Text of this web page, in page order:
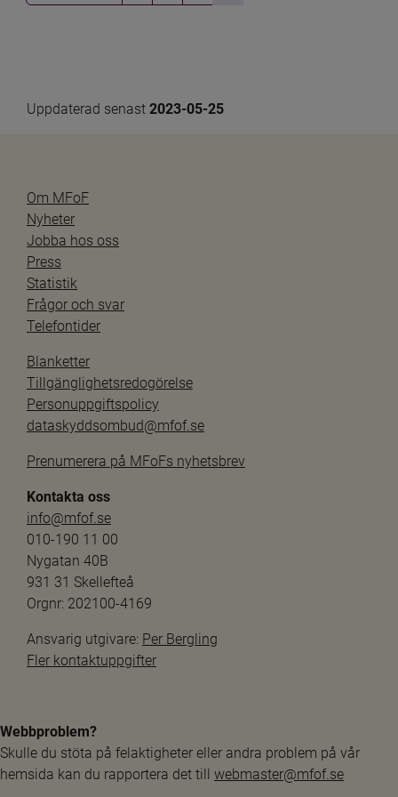
Uppdaterad senast 2023-05-25
Om MFoF
Nyheter
Jobba hos oss
Press
Statistik
Frågor och svar
Telefontider
Blanketter
Tillgänglighetsredogörelse
Personuppgiftspolicy
dataskyddsombud@mfof.se
Prenumerera på MFoFs nyhetsbrev
Kontakta oss
info@mfof.se
010-190 11 00
Nygatan 40B
931 31 Skellefteå
Orgnr: 202100-4169
Ansvarig utgivare: Per Bergling
Fler kontaktuppgifter
Webbproblem?
Skulle du stöta på felaktigheter eller andra problem på vår
hemsida kan du rapportera det till webmaster@mfof.se